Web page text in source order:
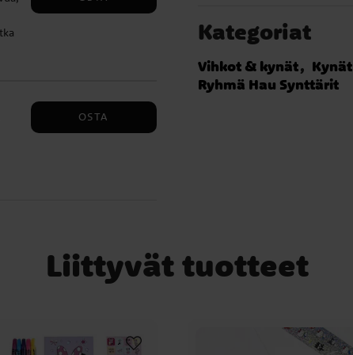
OSTA
Kategoriat
Vihkot & kynät Kynät
Ryhmä Hau Synttärit
Liittyvät tuotteet